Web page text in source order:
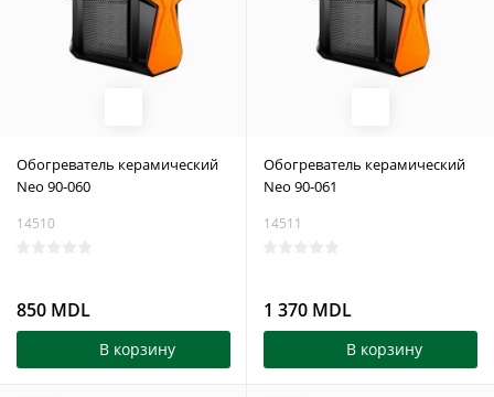
Обогреватель керамический
Neo 90-060
14510
850 MDL
В корзину
Обогреватель керамический
Neo 90-061
14511
1 370 MDL
В корзину